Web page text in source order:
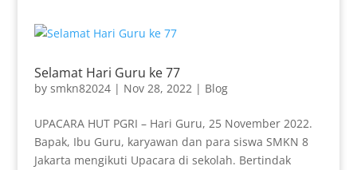
Selamat Hari Guru ke 77
by smkn82024| Nov 28, 2022| Blog
UPACARA HUT PGRI – Hari Guru, 25 November 2022.
Bapak, Ibu Guru, karyawan dan para siswa SMKN 8
Jakarta mengikuti Upacara di sekolah. Bertindak